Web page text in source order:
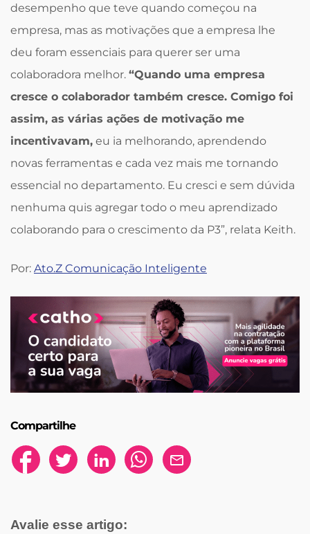
desempenho que teve quando começou na
empresa, mas as motivações que a empresa lhe
deu foram essenciais para querer ser uma
colaboradora melhor. “Quando uma empresa
cresce o colaborador também cresce. Comigo foi
assim, as várias ações de motivação me
incentivavam, eu ia melhorando, aprendendo
novas ferramentas e cada vez mais me tornando
essencial no departamento. Eu cresci e sem dúvida
nenhuma quis agregar todo o meu aprendizado
colaborando para o crescimento da P3”, relata Keith.
Por: Ato.Z Comunicação Inteligente
Compartilhe
Avalie esse artigo: